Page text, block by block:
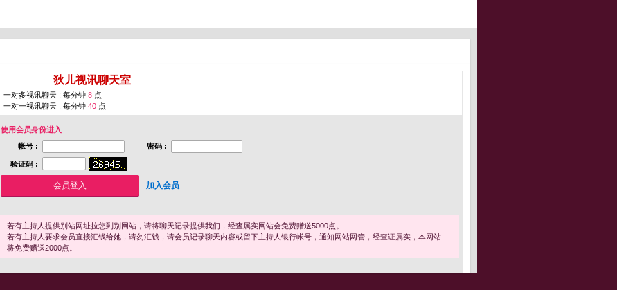
狄儿视讯聊天室
一对多视讯聊天 : 每分钟 8 点
一对一视讯聊天 : 每分钟 40 点
使用会员身份进入
帐号 :
密码 :
验证码 :
加入会员
若有主持人提供别站网址拉您到别网站，请将聊天记录提供我们，经查属实网站会免费赠送5000点。
若有主持人要求会员直接汇钱给她，请勿汇钱，请会员记录聊天内容或留下主持人银行帐号，通知网站网管，经查证属实，本网站
将免费赠送2000点。